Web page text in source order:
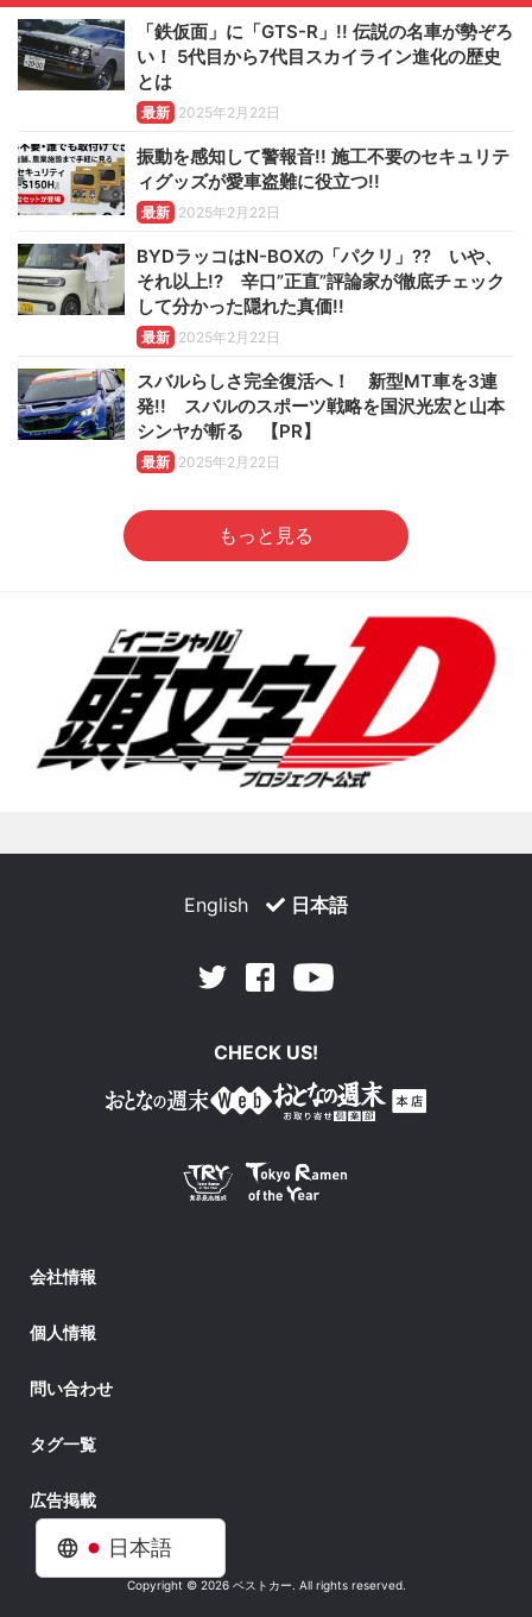
日本語
「鉄仮面」に「GTS-R」!! 伝説の名車が勢ぞろ
い！ 5代目から7代目スカイライン進化の歴史
とは
最新 2025年2月22日
振動を感知して警報音!! 施工不要のセキュリテ
ィグッズが愛車盗難に役立つ!!
最新 2025年2月22日
BYDラッコはN-BOXの「パクリ」?? いや、
それ以上!? 辛口”正直”評論家が徹底チェック
して分かった隠れた真価!!
最新 2025年2月22日
スバルらしさ完全復活へ！ 新型MT車を3連
発!! スバルのスポーツ戦略を国沢光宏と山本
シンヤが斬る 【PR】
最新 2025年2月22日
もっと見る
English 日本語
Twitter Facebook
CHECK US!
会社情報
個人情報
問い合わせ
タグ一覧
広告掲載
Copyright © 2026 ベストカー. All rights reserved.